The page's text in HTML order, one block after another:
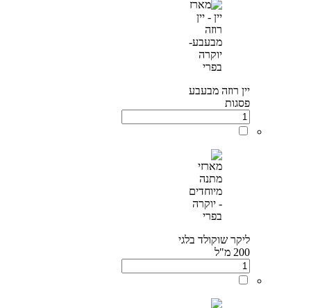
יין רוזה מבעבע
פסגות
ליקר שוקולד בלגי
200 מ"ל